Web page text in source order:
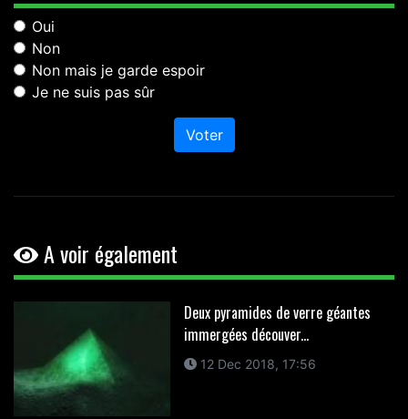
Oui
Non
Non mais je garde espoir
Je ne suis pas sûr
Voter
A voir également
Deux pyramides de verre géantes
immergées découver...
12 Dec 2018, 17:56